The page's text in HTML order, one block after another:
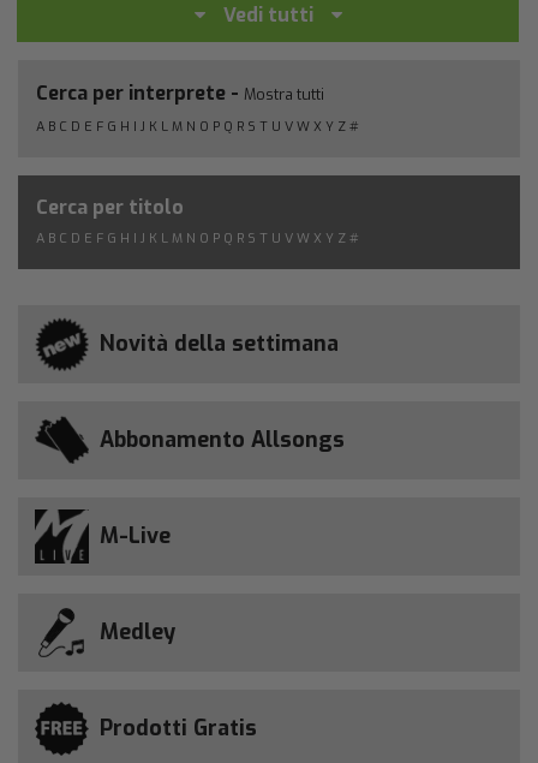
Vedi tutti
Cerca per interprete - Mostra tutti
A B C D E F G H I J K L M N O P Q R S T U V W X Y Z #
Cerca per titolo
A B C D E F G H I J K L M N O P Q R S T U V W X Y Z #
Novità della settimana
Abbonamento Allsongs
M-Live
Medley
Prodotti Gratis